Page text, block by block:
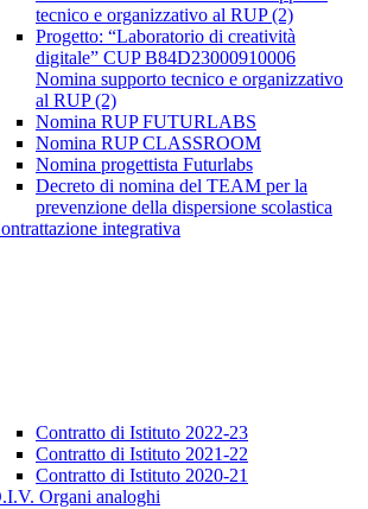
tecnico e organizzativo al RUP (2)
Progetto: “Laboratorio di creatività
digitale” CUP B84D23000910006
Nomina supporto tecnico e organizzativo
al RUP (2)
Nomina RUP FUTURLABS
Nomina RUP CLASSROOM
Nomina progettista Futurlabs
Decreto di nomina del TEAM per la
prevenzione della dispersione scolastica
integrativa
Contratto di Istituto 2022-23
Contratto di Istituto 2021-22
Contratto di Istituto 2020-21
Organi analoghi